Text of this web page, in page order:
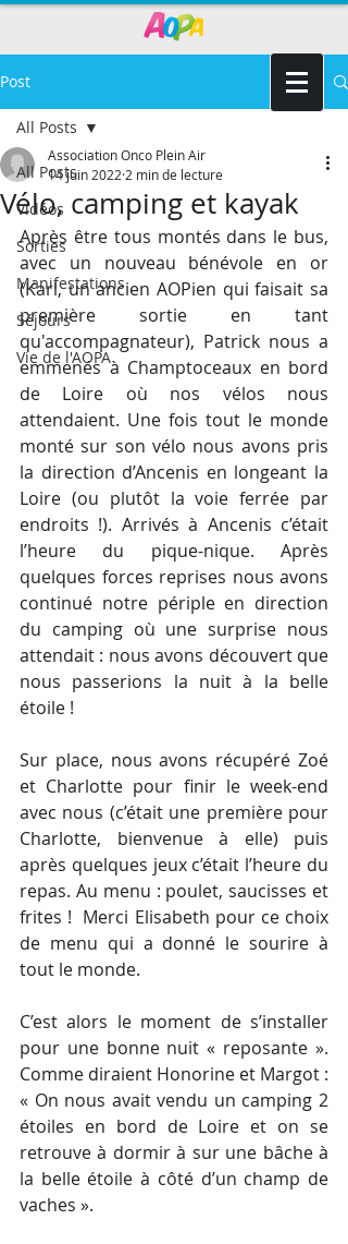
Post
All Posts
Vidéos
Sorties
Manifestations
Séjours
Vie de l'AOPA
All Posts
Vélo, camping et kayak
Association Onco Plein Air
14 juin 2022 2 min de lecture
Après être tous montés dans le bus,
avec un nouveau bénévole en or
(Karl, un ancien AOPien qui faisait sa
première sortie en tant
qu'accompagnateur), Patrick nous a
emmenés à Champtoceaux en bord
de Loire où nos vélos nous
attendaient. Une fois tout le monde
monté sur son vélo nous avons pris
la direction d’Ancenis en longeant la
Loire (ou plutôt la voie ferrée par
endroits !). Arrivés à Ancenis c’était
l’heure du pique-nique. Après
quelques forces reprises nous avons
continué notre périple en direction
du camping où une surprise nous
attendait : nous avons découvert que
nous passerions la nuit à la belle
étoile !
Sur place, nous avons récupéré Zoé
et Charlotte pour finir le week-end
avec nous (c’était une première pour
Charlotte, bienvenue à elle) puis
après quelques jeux c’était l’heure du
repas. Au menu : poulet, saucisses et
frites !  Merci Elisabeth pour ce choix
de menu qui a donné le sourire à
tout le monde.
C’est alors le moment de s’installer
pour une bonne nuit « reposante ».
Comme diraient Honorine et Margot :
« On nous avait vendu un camping 2
étoiles en bord de Loire et on se
retrouve à dormir à sur une bâche à
la belle étoile à côté d’un champ de
vaches ».